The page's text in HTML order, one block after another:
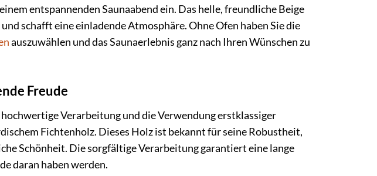
entspannenden Saunaabend ein. Das helle, freundliche Beige
schafft eine einladende Atmosphäre. Ohne Ofen haben Sie die
auszuwählen und das Saunaerlebnis ganz nach Ihren Wünschen zu
Freude
Verarbeitung und die Verwendung erstklassiger
Fichtenholz. Dieses Holz ist bekannt für seine Robustheit,
Schönheit. Die sorgfältige Verarbeitung garantiert eine lange
daran haben werden.